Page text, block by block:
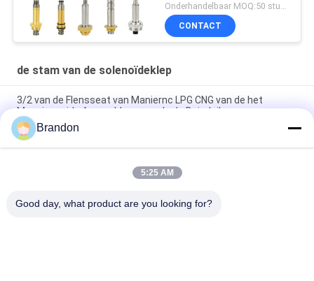
Onderhandelbaar MOQ:50 stuks
CONTACT
de stam van de solenoïdeklep
3/2 van de Flensseat van Maniernc LPG CNG van de het
Messingsgids Assemblage van de de Buisduiker
CNOMO-Grootte 30 3/2 van het de Duikersijzer van het
Maniermessing van de de Kernsolenoïde Klepstam
De cirkelseat-Cilindrische Beweegbare Kern van de
Brandon
5:25 AM
Good day, what product are you looking for?